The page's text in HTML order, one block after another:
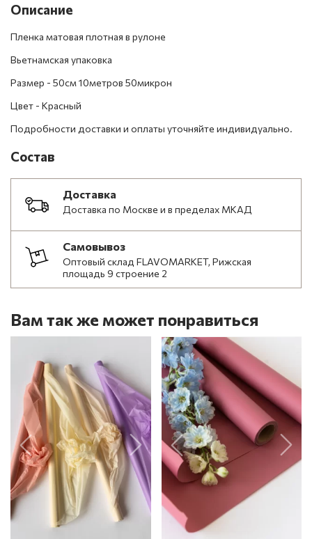
Описание
Пленка матовая плотная в рулоне
Вьетнамская упаковка
Размер - 50см 10метров 50микрон
Цвет - Красный
Подробности доставки и оплаты уточняйте индивидуально.
Состав
Доставка
Доставка по Москве и в пределах МКАД
Самовывоз
Оптовый склад FLAVOMARKET, Рижская
площадь 9 строение 2
Вам так же может понравиться